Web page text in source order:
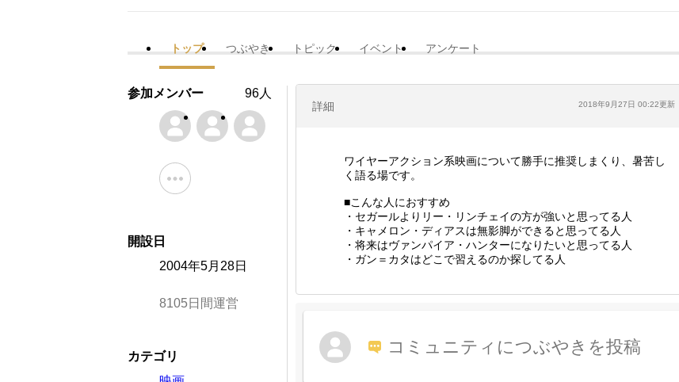
トップ つぶやき トピック イベント アンケート
詳細 2018年9月27日 00:22更新
ワイヤーアクション系映画について勝手に推奨しまくり、暑苦し
く語る場です。
■こんな人におすすめ
・セガールよりリー・リンチェイの方が強いと思ってる人
・キャメロン・ディアスは無影脚ができると思ってる人
・将来はヴァンパイア・ハンターになりたいと思ってる人
・ガン＝カタはどこで習えるのか探してる人
コミュニティにつぶやきを投稿
参加メンバー 96人
開設日
2004年5月28日
8105日間運営
カテゴリ